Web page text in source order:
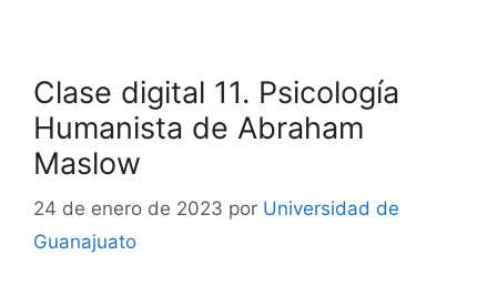
Clase digital 11. Psicología
Humanista de Abraham
Maslow
24 de enero de 2023 por Universidad de
Guanajuato